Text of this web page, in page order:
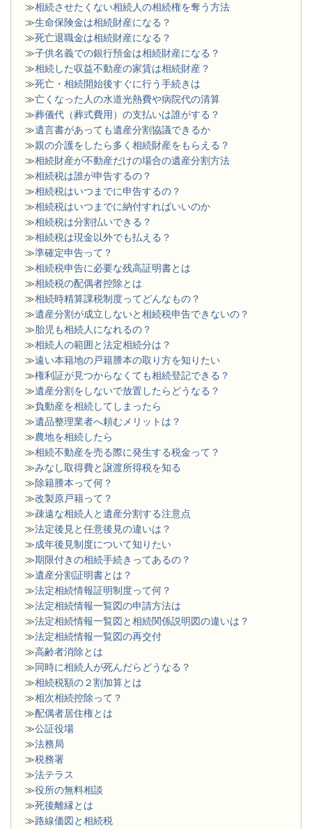
≫相続させたくない相続人の相続権を奪う方法
≫生命保険金は相続財産になる？
≫死亡退職金は相続財産になる？
≫子供名義での銀行預金は相続財産になる？
≫相続した収益不動産の家賃は相続財産？
≫死亡・相続開始後すぐに行う手続きは
≫亡くなった人の水道光熱費や病院代の清算
≫葬儀代（葬式費用）の支払いは誰がする？
≫遺言書があっても遺産分割協議できるか
≫親の介護をしたら多く相続財産をもらえる？
≫相続財産が不動産だけの場合の遺産分割方法
≫相続税は誰が申告するの？
≫相続税はいつまでに申告するの？
≫相続税はいつまでに納付すればいいのか
≫相続税は分割払いできる？
≫相続税は現金以外でも払える？
≫準確定申告って？
≫相続税申告に必要な残高証明書とは
≫相続税の配偶者控除とは
≫相続時精算課税制度ってどんなもの？
≫遺産分割が成立しないと相続税申告できないの？
≫胎児も相続人になれるの？
≫相続人の範囲と法定相続分は？
≫遠い本籍地の戸籍謄本の取り方を知りたい
≫権利証が見つからなくても相続登記できる？
≫遺産分割をしないで放置したらどうなる？
≫負動産を相続してしまったら
≫遺品整理業者へ頼むメリットは？
≫農地を相続したら
≫相続不動産を売る際に発生する税金って？
≫みなし取得費と譲渡所得税を知る
≫除籍謄本って何？
≫改製原戸籍って？
≫疎遠な相続人と遺産分割する注意点
≫法定後見と任意後見の違いは？
≫成年後見制度について知りたい
≫期限付きの相続手続きってあるの？
≫遺産分割証明書とは？
≫法定相続情報証明制度って何？
≫法定相続情報一覧図の申請方法は
≫法定相続情報一覧図と相続関係説明図の違いは？
≫法定相続情報一覧図の再交付
≫高齢者消除とは
≫同時に相続人が死んだらどうなる？
≫相続税額の２割加算とは
≫相次相続控除って？
≫配偶者居住権とは
≫公証役場
≫法務局
≫税務署
≫法テラス
≫役所の無料相談
≫死後離縁とは
≫路線価図と相続税